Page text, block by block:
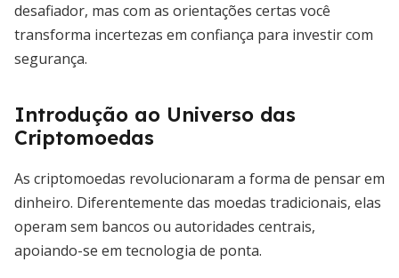
desafiador, mas com as orientações certas você
transforma incertezas em confiança para investir com
segurança.
Introdução ao Universo das
Criptomoedas
As criptomoedas revolucionaram a forma de pensar em
dinheiro. Diferentemente das moedas tradicionais, elas
operam sem bancos ou autoridades centrais,
apoiando-se em tecnologia de ponta.